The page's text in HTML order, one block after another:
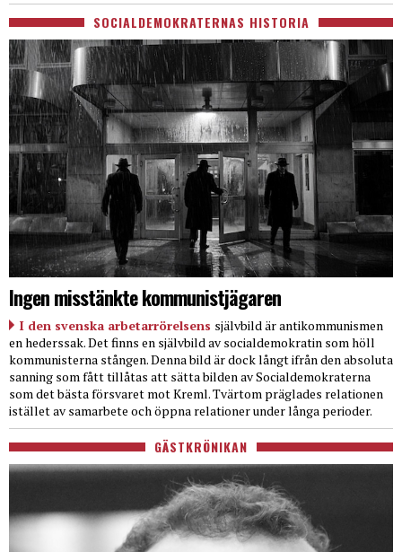
SOCIALDEMOKRATERNAS HISTORIA
Ingen misstänkte kommunistjägaren
I den svenska arbetarrörelsens självbild är antikommunismen
en hederssak. Det finns en självbild av socialdemokratin som höll
kommunisterna stången. Denna bild är dock långt ifrån den absoluta
sanning som fått tillåtas att sätta bilden av Socialdemokraterna
som det bästa försvaret mot Kreml. Tvärtom präglades relationen
istället av samarbete och öppna relationer under långa perioder.
GÄSTKRÖNIKAN